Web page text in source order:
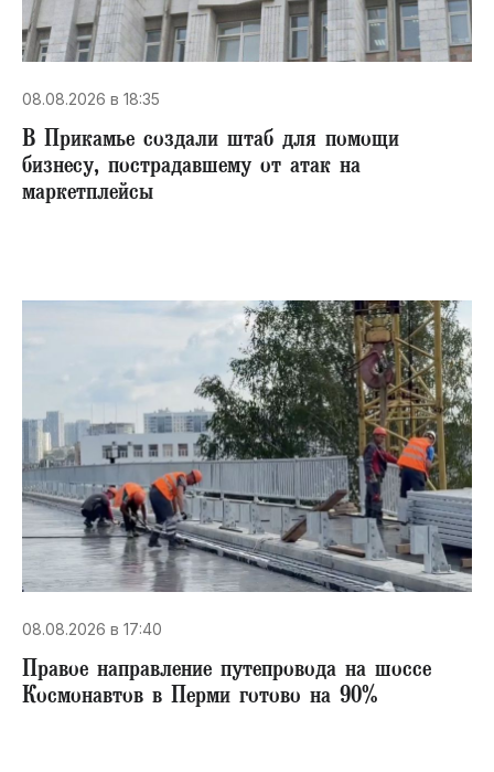
08.08.2026 в 18:35
В Прикамье создали штаб для помощи
бизнесу, пострадавшему от атак на
маркетплейсы
08.08.2026 в 17:40
Правое направление путепровода на шоссе
Космонавтов в Перми готово на 90%